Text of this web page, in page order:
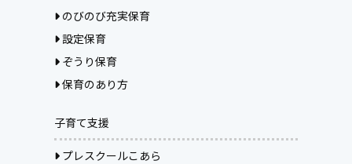
のびのび充実保育
設定保育
ぞうり保育
保育のあり方
子育て支援
プレスクールこあら